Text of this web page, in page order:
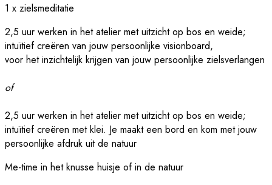
1 x zielsmeditatie
2,5 uur werken in het atelier met uitzicht op bos en weide;
intuïtief creëren van jouw persoonlijke visionboard,
voor het inzichtelijk krijgen van jouw persoonlijke zielsverlangen
of
2,5 uur werken in het atelier met uitzicht op bos en weide;
intuïtief creëren met klei. Je maakt een bord en kom met jouw
persoonlijke afdruk uit de natuur
Me-time in het knusse huisje of in de natuur